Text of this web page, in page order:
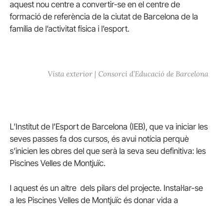
aquest nou centre a convertir-se en el centre de
formació de referència de la ciutat de Barcelona de la
família de l’activitat física i l’esport.
Vista exterior | Consorci d’Educació de Barcelona
L’Institut de l’Esport de Barcelona (IEB), que va iniciar les
seves passes fa dos cursos, és avui notícia perquè
s’inicien les obres del que serà la seva seu definitiva: les
Piscines Velles de Montjuïc.
I aquest és un altre dels pilars del projecte. Instal·lar-se
a les Piscines Velles de Montjuïc és donar vida a